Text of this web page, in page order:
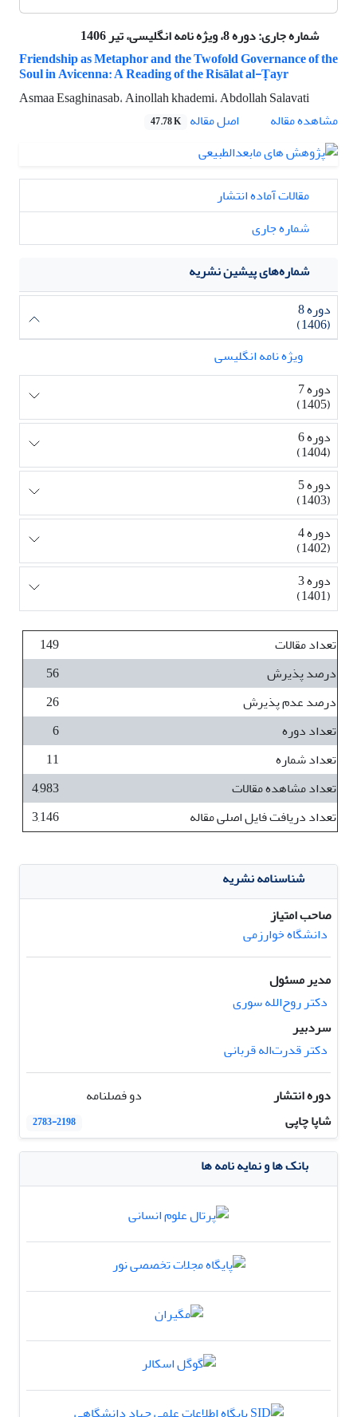
شماره جاری:دوره 8، ویژه نامه انگلیسی، تیر 1406
Friendship as Metaphor and the Twofold Governance of the
Soul in Avicenna: A Reading of the Risālat al-Ṭayr
Asmaa Esaghinasab، Ainollah khademi، Abdollah Salavati
مشاهده مقاله
اصل مقاله 47.78 K
مقالات آماده انتشار
شماره جاری
شماره‌های پیشین نشریه
دوره 8
(1406)
ویژه نامه انگلیسی
دوره 7
(1405)
دوره 6
(1404)
دوره 5
(1403)
دوره 4
(1402)
دوره 3
(1401)
تعداد مقالات
149
درصد پذیرش
56
درصد عدم پذیرش
26
تعداد دوره
6
تعداد شماره
11
تعداد مشاهده مقالات
4,983
تعداد دریافت فایل اصلی مقاله
3,146
شناسنامه نشریه
صاحب امتیاز
دانشگاه خوارزمی
مدیر مسئول
دکتر روح‌الله سوری
سردبیر
دکتر قدرت‌اله قربانی
دوره انتشار
دو فصلنامه
شاپا چاپی
2783-2198
بانک ها و نمایه نامه ها